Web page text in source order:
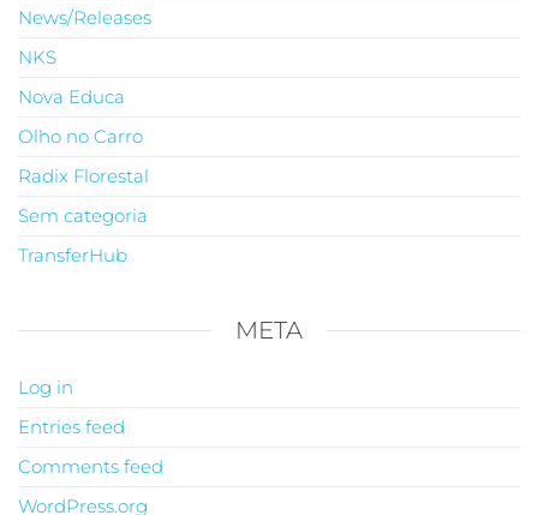
News/Releases
NKS
Nova Educa
Olho no Carro
Radix Florestal
Sem categoria
TransferHub
META
Log in
Entries feed
Comments feed
WordPress.org